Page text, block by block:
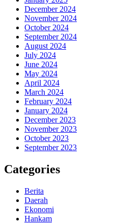
December 2024
November 2024
October 2024
September 2024
August 2024
July 2024
June 2024
May 2024
April 2024
March 2024
February 2024
January 2024
December 2023
November 2023
October 2023
September 2023
Categories
Berita
Daerah
Ekonomi
Hankam